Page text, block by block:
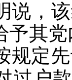
说，
予其
规定